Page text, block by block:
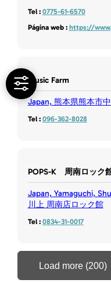
Tel : 0775-61-6570
Página web : https://
Music Farm
Japan, 熊本県熊本市
Tel : 096-362-8028
POPS-K 周南ロック
Japan, Yamaguchi,
川上 周南店ロック館
Tel : 0834-31-0017
Load more (200)